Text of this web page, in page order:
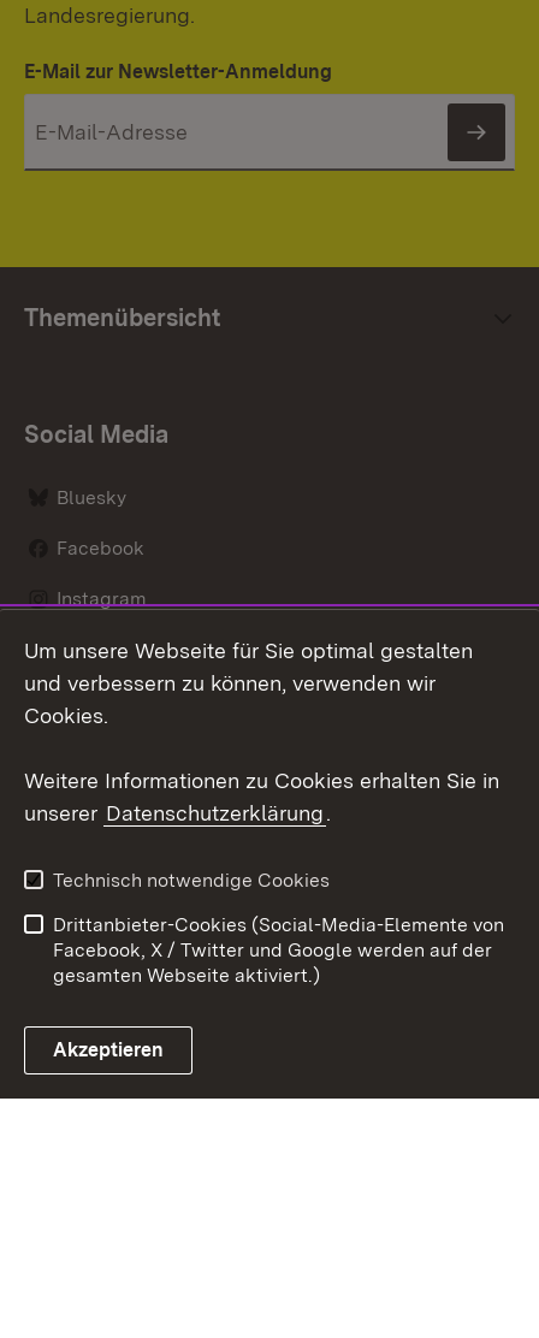
Landesregierung.
E-Mail zur Newsletter-Anmeldung
Themenübersicht
Social Media
Bluesky
Facebook
Instagram
LinkedIn
Link zum Landesportal
Datenschutz
Barrierefreiheit
Impressum
Cookies
Um unsere Webseite für Sie optimal gestalten
und verbessern zu können, verwenden wir
Cookies.
Weitere Informationen zu Cookies erhalten Sie in
unserer Datenschutzerklärung.
Technisch notwendige Cookies
Drittanbieter-Cookies (Social-Media-Elemente von
Facebook, X / Twitter und Google werden auf der
gesamten Webseite aktiviert.)
Akzeptieren